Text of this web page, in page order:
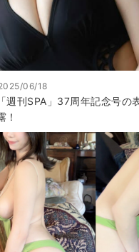
06/18
週刊SPA」37周年記念号の
！